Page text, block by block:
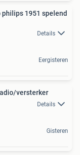
1951 spelend
Details
Eergisteren
versterker
Details
Gisteren